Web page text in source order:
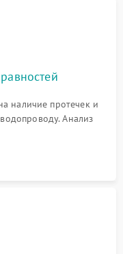
наличие протечек и
Анализ
вращения
системы защиты